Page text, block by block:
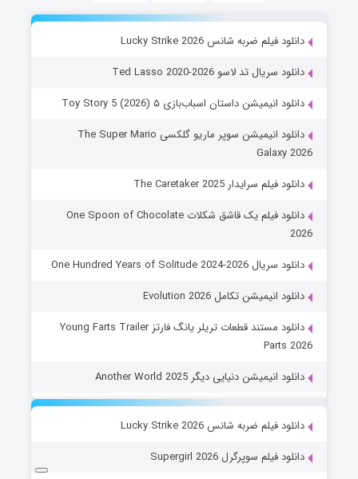
دانلود فیلم ضربه شانس Lucky Strike 2026
دانلود سریال تد لاسو Ted Lasso 2020-2026
دانلود انیمیشن داستان اسباب‌بازی ۵ Toy Story 5 (2026)
دانلود انیمیشن سوپر ماریو گلکسی The Super Mario
Galaxy 2026
دانلود فیلم سرایدار The Caretaker 2025
دانلود فیلم یک قاشق شکلات One Spoon of Chocolate
2026
دانلود سریال One Hundred Years of Solitude 2024-2026
دانلود انیمیشن تکامل Evolution 2026
دانلود مستند قطعات تریلر یانگ فارتز Young Farts Trailer
Parts 2026
دانلود انیمیشن دنیایی دیگر Another World 2025
دانلود فیلم ضربه شانس Lucky Strike 2026
دانلود فیلم سوپرگرل Supergirl 2026